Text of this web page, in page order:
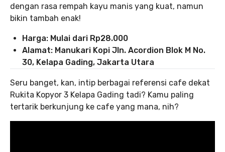
dengan rasa rempah kayu manis yang kuat, namun
bikin tambah enak!
Harga: Mulai dari Rp28.000
Alamat: Manukari Kopi Jln. Acordion Blok M No.
30, Kelapa Gading, Jakarta Utara
Seru banget, kan, intip berbagai referensi cafe dekat
Rukita Kopyor 3 Kelapa Gading tadi? Kamu paling
tertarik berkunjung ke cafe yang mana, nih?